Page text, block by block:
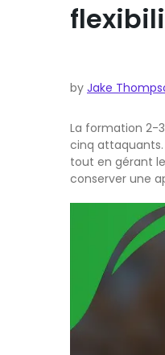
by Jake
La formation 2-
cinq
tout en gérant
conserver une